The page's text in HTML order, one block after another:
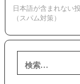
日本語が含まれない
（スパム対策）
索: